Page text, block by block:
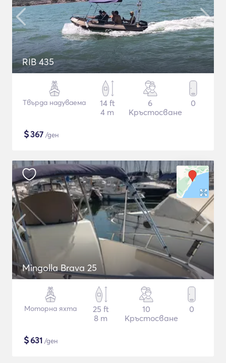
RIB 435
Твърда надуваема
14 ft
4 m
6
Кръстосване
0
$367 /ден
Mingolla Brava 25
Моторна яхта
25 ft
8 m
10
Кръстосване
0
$631 /ден